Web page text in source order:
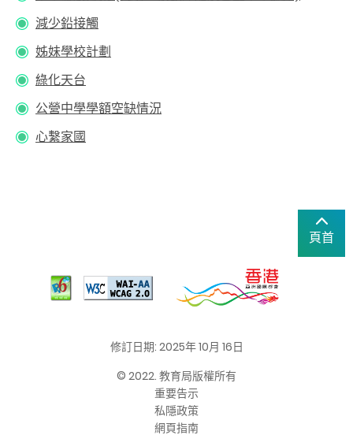
減少鉛接觸
姊妹學校計劃
綠化天台
公營中學學額空缺情況
心繫家國
頁首
修訂日期: 2025年 10月 16日
© 2022. 教育局版權所有
重要告示
私隱政策
網頁指南